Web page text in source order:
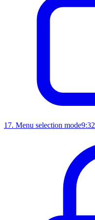
17. Menu selection mode9:32